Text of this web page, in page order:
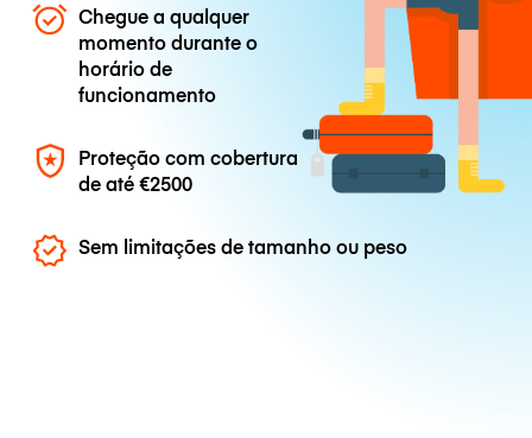
Chegue a qualquer
momento durante o
horário de
funcionamento
Proteção com cobertura
de até€2500
Sem limitações de tamanho ou peso